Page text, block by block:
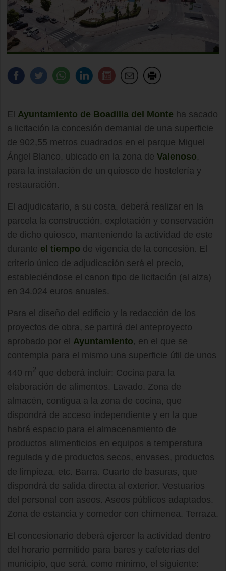
El Ayuntamiento de Boadilla del Monte ha sacado
a licitación la concesión demanial de una superficie
de 902,55 metros cuadrados en el parque Miguel
Ángel Blanco, ubicado en la zona de Valenoso,
para la instalación de un quiosco de hostelería y
restauración.
El adjudicatario, a su costa, deberá realizar en la
parcela la construcción, explotación y conservación
de dicho quiosco, manteniendo la actividad de este
durante el tiempo de vigencia de la concesión. El
criterio único de adjudicación será el precio,
estableciéndose el canon tipo de licitación (al alza)
en 34.024 euros anuales.
Para el diseño del edificio y la redacción de los
proyectos de obra, se partirá del anteproyecto
aprobado por el Ayuntamiento, en el que se
contempla para el mismo una superficie útil de unos
440 m2 que deberá incluir: Cocina para la
elaboración de alimentos. Lavado. Zona de
almacén, contigua a la zona de cocina, que
dispondrá de acceso independiente y en la que
habrá espacio para el almacenamiento de
productos alimenticios en equipos a temperatura
regulada y de productos secos, envases, productos
de limpieza, etc. Barra. Cuarto de basuras, que
dispondrá de salida directa al exterior. Vestuarios
del personal con aseos. Aseos públicos adaptados.
Zona de estancia y comedor con chimenea. Terraza.
El concesionario deberá ejercer la actividad dentro
del horario permitido para bares y cafeterías del
municipio, que será, como mínimo, el siguiente: